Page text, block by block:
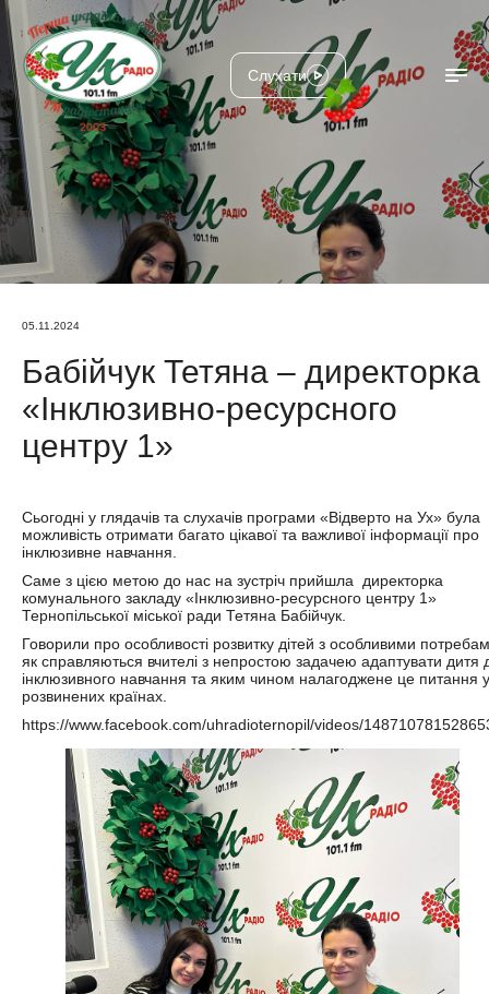
Слухати
05.11.2024
Бабійчук Тетяна – директорка
«Інклюзивно-ресурсного
центру 1»
Сьогодні у глядачів та слухачів програми «Відверто на Ух» була
можливість отримати багато цікавої та важливої інформації про
інклюзивне навчання.
Саме з цією метою до нас на зустріч прийшла директорка
комунального закладу «Інклюзивно-ресурсного центру 1»
Тернопільської міської ради Тетяна Бабійчук.
Говорили про особливості розвитку дітей з особливими
як справляються вчителі з непростою задачею адаптувати дитя
інклюзивного навчання та яким чином налагоджене це питання у
розвинених країнах.
https://www.facebook.com/uhradioternopil/videos/